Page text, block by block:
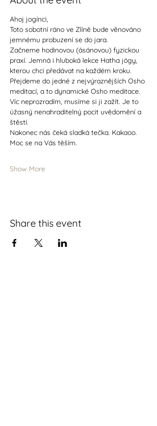
Ahoj jogínci,
Toto sobotní ráno ve Zlíně bude věnováno
jemnému probuzení se do jara.
Začneme hodinovou (ásánovou) fyzickou
praxí. Jemná i hluboká lekce Hatha jógy,
kterou chci předávat na každém kroku.
Přejdeme do jedné z nejvýraznějších Osho
meditací, a to dynamické Osho meditace.
Víc neprozradím, musíme si ji zažít. Je to
úžasný nenahraditelný pocit uvědomění a
štěstí.
Nakonec nás čeká sladká tečka. Kakaoo.
Moc se na Vás těším.
Show More
Share this event